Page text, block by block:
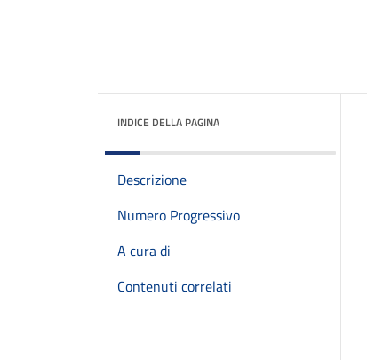
INDICE DELLA PAGINA
Descrizione
Numero Progressivo
A cura di
Contenuti correlati